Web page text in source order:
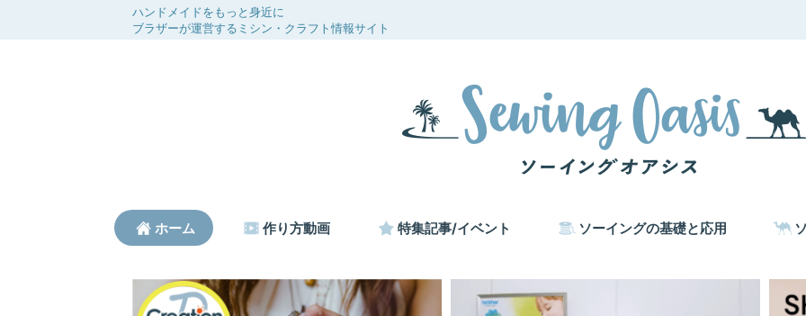
ハンドメイドをもっと身近に
ブラザーが運営するミシン・クラフト情報サイト
ホーム 作り方動画 特集記事/イベント ソーイングの基礎と応用